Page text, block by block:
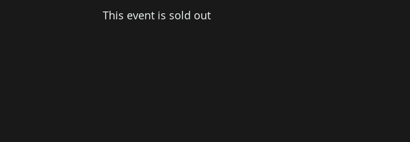
This event is sold out